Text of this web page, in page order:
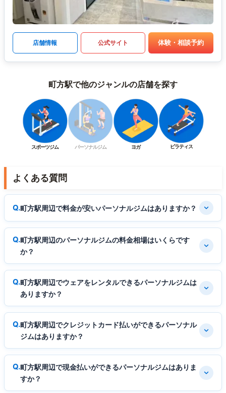
店舗情報 公式サイト 体験・相談予約
町方駅で他のジャンルの店舗を探す
スポーツジム パーソナルジム ヨガ ピラティス
よくある質問
町方駅周辺で料金が安いパーソナルジムはありますか？
町方駅周辺のパーソナルジムの料金相場はいくらです
か？
町方駅周辺でウェアをレンタルできるパーソナルジムは
ありますか？
町方駅周辺でクレジットカード払いができるパーソナル
ジムはありますか？
町方駅周辺で現金払いができるパーソナルジムはありま
すか？